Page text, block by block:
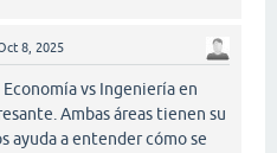
8, 2025
vs Ingeniería en
Ambas áreas tienen su
ayuda a entender cómo se